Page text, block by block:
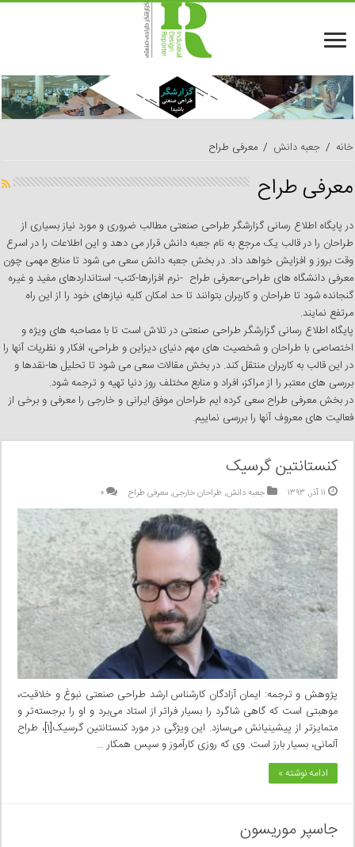
خانه / جعبه دانش / معرفی طراح
معرفی طراح
در پایگاه اطلاع رسانی گزارشگر طراحی صنعتی مطالب ضروری و مورد نیاز بسیاری از
طراحان را در قالب یک مرجع به نام جعبه دانش قرار می­ دهد و این اطلاعات را در اسرع
وقت بروز و افزایش خواهد داد. در بخش جعبه دانش سعی می شود تا منابع مهمی چون
معرفی دانشگاه های طراحی-معرفی طراح -نرم افزارها-کتب- استانداردهای مفید و غیره
گنجانده شود تا طراحان و کاربران بتوانند تا حد امکان کلیه نیازهای خود را از این راه
مرتفع نمایند.
پایگاه اطلاع رسانی گزارشگر طراحی صنعتی در تلاش است تا با مصاحبه های ویژه و
اختصاصی با طراحان و شخصیت های مهم دنیای دیزاین و طراحی، افکار و نظریات آنها را
در این قالب به کاربران منتقل کند. در بخش مقالات سعی می شود تا تحلیل ها-نقدها و
بررسی های معتبر را از مراکز، افراد و منابع مختلف روز دنیا تهیه و ترجمه شود.
در بخش معرفی طراح سعی کرده ایم طراحان موفق ایرانی و خارجی را معرفی و برخی از
فعالیت های معروف آنها را بررسی نماییم.
کنستانتین گرسیک
۱۱ آذر, ۱۳۹۳ جعبه دانش,طراحان خارجی,معرفی طراح ۰
پژوهش و ترجمه: ایمان آزادگان کارشناس ارشد طراحی صنعتی نبوغ و خلاقیت،
موهبتی است که گاهی شاگرد را بسیار فراتر از استاد می‌برد و او را برجسته‌تر و
متمایزتر از پیشینیانش می‌سازد. این ویژگی در مورد کنستانتین گرسیک[۱]، طراح
آلمانی، بسیار بارز است. وی که روزی کارآموز و سپس همکار …
ادامه نوشته »
جاسپر موریسون